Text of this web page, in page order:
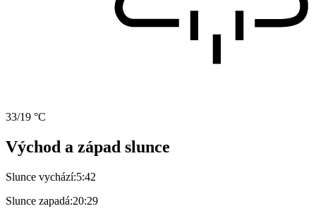
33/19 °C
Východ a západ slunce
Slunce vychází:5:42
Slunce zapadá:20:29